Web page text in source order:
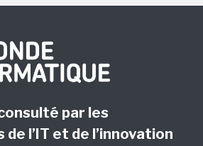
par les
l’IT et de l’innovation